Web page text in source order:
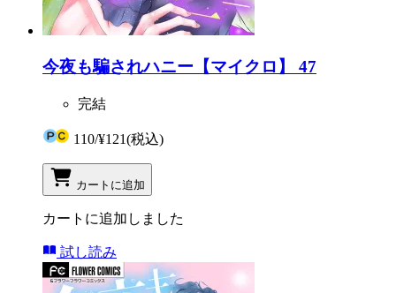
今夜も騙されハニー【マイクロ】 47
完結
110/¥121(税込)
カートに追加
カートに追加しました
試し読み